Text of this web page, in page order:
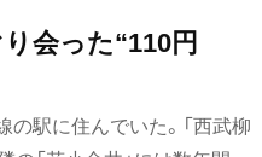
』と同様、ひねりあるネーミ
り会った“110円
駅に住んでいた。「西武柳